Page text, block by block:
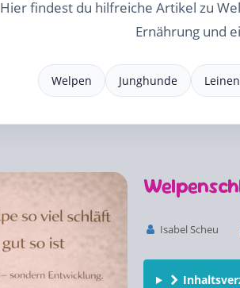
Hier findest du hilfreiche Artikel zu
Ernährung und
Welpen Junghunde
Isabel Scheu